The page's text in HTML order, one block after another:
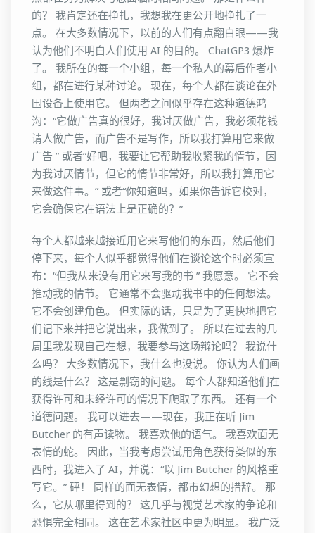
的？ 我肯定还在挣扎，我想我在更公开地挣扎了一
点。 在大多数情况下，以前的人们有点翻白眼——我
认为他们不明白人们使用 AI 的目的。 ChatGP3 爆炸
了。 我所在的每一个小组，每一个私人的幕后作者小
组，都在进行某种讨论。 现在，每个人都在谈论在外
围设备上使用它。 但两者之间似乎存在这种道德鸿
沟：“它做广告真的很好，我讨厌做广告，我必须花钱
请人做广告，而广告不是写作，所以我打算用它来做
广告 ” 或者“好吧，我要让它帮助我收紧我的情节，因
为我讨厌情节，但它的情节非常好，所以我打算用它
来做这件事。” 或者“你知道吗，如果你告诉它校对，
它会确保它在语法上是正确的？”
每个人都越来越接近用它来写他们的东西，然后他们
停下来，每个人似乎都觉得他们在谈论这个时必须宣
布：“但我从来没有用它来写我的书 ” 我愿意。 它不会
推动我的情节。 它通常不会驱动我书中的任何想法。
它不会创建角色。 但实际的话，只是为了更快地把它
们记下来并把它说出来，我做到了。 所以在过去的几
周里我发现自己在想，我要参与这场辩论吗？ 我说什
么吗？ 大多数情况下，我什么也没说。 你认为人们画
的线是什么？ 这是剽窃的问题。 每个人都知道他们在
获得许可和未经许可的情况下爬取了东西。 还有一个
道德问题。 我可以进去——现在，我正在听 Jim
Butcher 的有声读物。 我喜欢他的语气。 我喜欢面无
表情的蛇。 因此，当我考虑尝试用角色获得类似的东
西时，我进入了 AI，并说：“以 Jim Butcher 的风格重
写它。” 砰！ 同样的面无表情，都市幻想的措辞。 那
么，它从哪里得到的？ 这几乎与视觉艺术家的争论和
恐惧完全相同。 这在艺术家社区中更为明显。 我广泛